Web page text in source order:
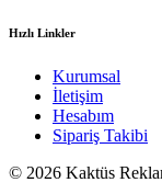
Hızlı Linkler
Kurumsal
İletişim
Hesabım
Sipariş Takibi
© 2026 Kaktüs